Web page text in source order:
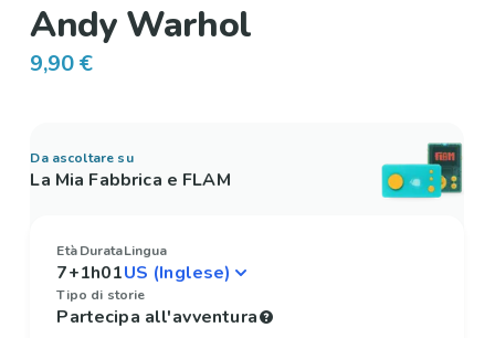
Andy Warhol
9,90 €
Da ascoltare su
La Mia Fabbrica e FLAM
Età
7+
Durata
1h01
Lingua
Tipo di storie
Partecipa all'avventura